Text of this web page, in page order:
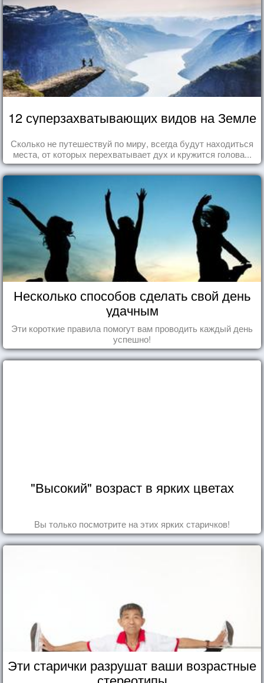
12 суперзахватывающих видов на Земле
Сколько не путешествуй по миру, всегда будут находиться
места, от которых перехватывает дух и кружится голова...
Несколько способов сделать свой день
удачным
Эти короткие правила помогут вам проводить каждый день
успешно!
"Высокий" возраст в ярких цветах
Вы только посмотрите на этих ярких старичков!
Эти старички разрушат ваши возрастные